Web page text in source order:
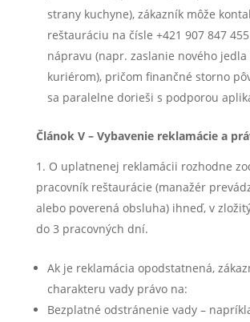
strany kuchyne), zákazník môže
reštauráciu na čísle +421 907 847
nápravu (napr. zaslanie nového jedla
kuriérom), pričom finančné storno
sa paralelne dorieši s podporou
Článok V – Vybavenie reklamácie a
O uplatnenej reklamácii rozhodne
pracovník reštaurácie (manažér
alebo poverená obsluha) ihneď, v
do 3 pracovných dní.
Ak je reklamácia opodstatnená,
charakteru vady právo na:
Bezplatné odstránenie vady –